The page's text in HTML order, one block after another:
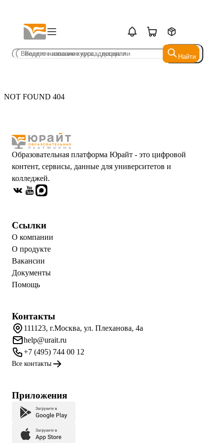
Найти
Найти
NOT FOUND 404
Образовательная платформа Юрайт - это цифровой
контент, сервисы, данные для университетов и
колледжей.
Ссылки
О компании
О продукте
Вакансии
Документы
Помощь
Контакты
111123, г.Москва, ул. Плеханова, 4а
help@urait.ru
+7 (495) 744 00 12
Все контакты
Приложения